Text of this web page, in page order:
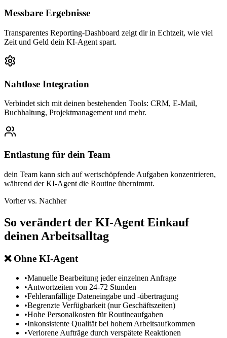
Messbare Ergebnisse
Transparentes Reporting-Dashboard zeigt dir in Echtzeit, wie viel
Zeit und Geld dein KI-Agent spart.
Nahtlose Integration
Verbindet sich mit deinen bestehenden Tools: CRM, E-Mail,
Buchhaltung, Projektmanagement und mehr.
Entlastung für dein Team
dein Team kann sich auf wertschöpfende Aufgaben konzentrieren,
während der KI-Agent die Routine übernimmt.
Vorher vs. Nachher
So verändert der KI-Agent Einkauf
deinen Arbeitsalltag
❌Ohne KI-Agent
•Manuelle Bearbeitung jeder einzelnen Anfrage
•Antwortzeiten von 24-72 Stunden
•Fehleranfällige Dateneingabe und -übertragung
•Begrenzte Verfügbarkeit (nur Geschäftszeiten)
•Hohe Personalkosten für Routineaufgaben
•Inkonsistente Qualität bei hohem Arbeitsaufkommen
•Verlorene Aufträge durch verspätete Reaktionen